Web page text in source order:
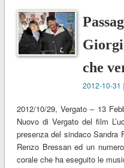
che
2012-10-31
2012/10/29, Vergato – 13
Nuovo di Vergato del film
presenza del sindaco Sandra
Renzo Bressan ed un
corale che ha eseguito le